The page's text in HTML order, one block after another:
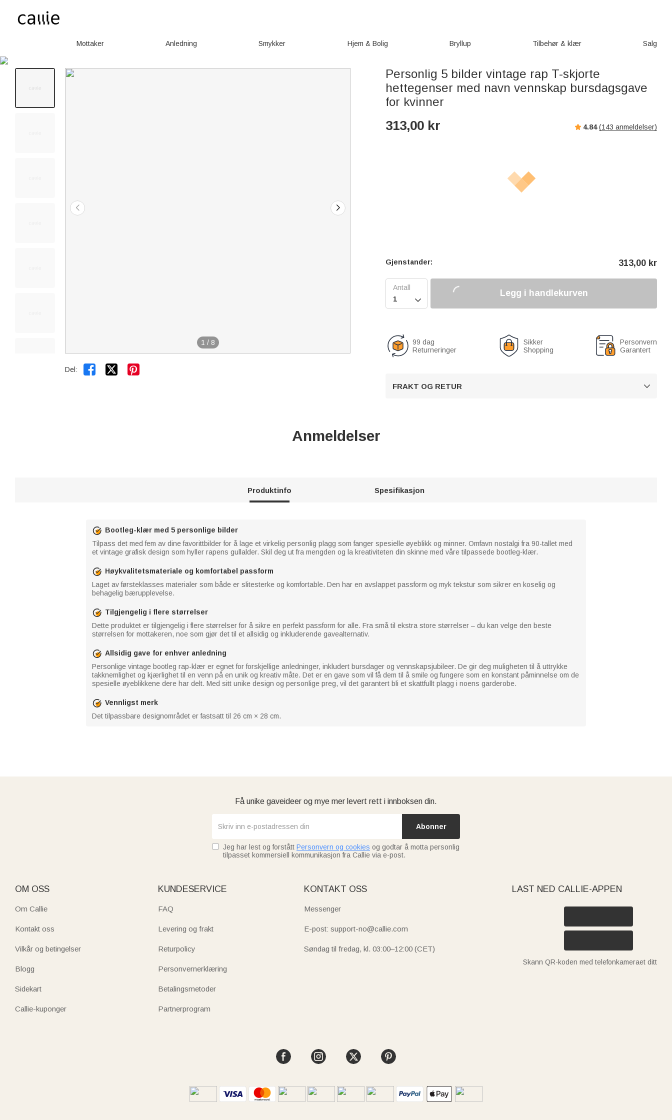
Mottaker Anledning Smykker Hjem & Bolig Bryllup Tilbehør & klær Salg
1 / 8
Del:  
Personlig 5 bilder vintage rap T-skjorte
hettegenser med navn vennskap bursdagsgave
for kvinner
313,00 kr 4.84 (143 anmeldelser)
Gjenstander: 313,00 kr

Legg i handlekurven
99 dag
Returneringer
Sikker
Shopping
Personvern
Garantert
FRAKT OG RETUR 
Anmeldelser
Produktinfo Spesifikasjon
Bootleg-klær med 5 personlige bilder
Tilpass det med fem av dine favorittbilder for å lage et virkelig personlig plagg som fanger spesielle øyeblikk og minner. Omfavn nostalgi fra 90-tallet med
et vintage grafisk design som hyller rapens gullalder. Skil deg ut fra mengden og la kreativiteten din skinne med våre tilpassede bootleg-klær.
Høykvalitetsmateriale og komfortabel passform
Laget av førsteklasses materialer som både er slitesterke og komfortable. Den har en avslappet passform og myk tekstur som sikrer en koselig og
behagelig bærupplevelse.
Tilgjengelig i flere størrelser
Dette produktet er tilgjengelig i flere størrelser for å sikre en perfekt passform for alle. Fra små til ekstra store størrelser – du kan velge den beste
størrelsen for mottakeren, noe som gjør det til et allsidig og inkluderende gavealternativ.
Allsidig gave for enhver anledning
Personlige vintage bootleg rap-klær er egnet for forskjellige anledninger, inkludert bursdager og vennskapsjubileer. De gir deg muligheten til å uttrykke
takknemlighet og kjærlighet til en venn på en unik og kreativ måte. Det er en gave som vil få dem til å smile og fungere som en konstant påminnelse om de
spesielle øyeblikkene dere har delt. Med sitt unike design og personlige preg, vil det garantert bli et skattfullt plagg i noens garderobe.
Vennligst merk
Det tilpassbare designområdet er fastsatt til 26 cm × 28 cm.
Få unike gaveideer og mye mer levert rett i innboksen din.
Abonner
Jeg har lest og forstått Personvern og cookies og godtar å motta personlig
tilpasset kommersiell kommunikasjon fra Callie via e-post.
OM OSS
Om Callie
Kontakt oss
Vilkår og betingelser
Blogg
Sidekart
Callie-kuponger
KUNDESERVICE
FAQ
Levering og frakt
Returpolicy
Personvernerklæring
Betalingsmetoder
Partnerprogram
KONTAKT OSS
Messenger
E-post: support-no@callie.com
Søndag til fredag, kl. 03:00–12:00 (CET)
LAST NED CALLIE-APPEN
Skann QR-koden med telefonkameraet ditt